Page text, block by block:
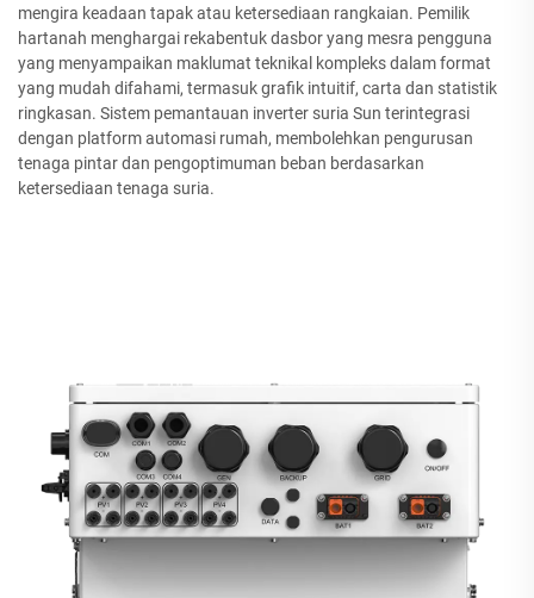
mengira keadaan tapak atau ketersediaan rangkaian. Pemilik
hartanah menghargai rekabentuk dasbor yang mesra pengguna
yang menyampaikan maklumat teknikal kompleks dalam format
yang mudah difahami, termasuk grafik intuitif, carta dan statistik
ringkasan. Sistem pemantauan inverter suria Sun terintegrasi
dengan platform automasi rumah, membolehkan pengurusan
tenaga pintar dan pengoptimuman beban berdasarkan
ketersediaan tenaga suria.